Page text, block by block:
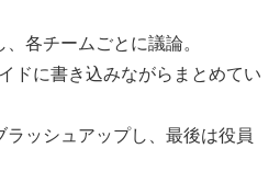
各チームごとに議論。
ドに書き込みながらまとめてい
ッシュアップし、最後は役員